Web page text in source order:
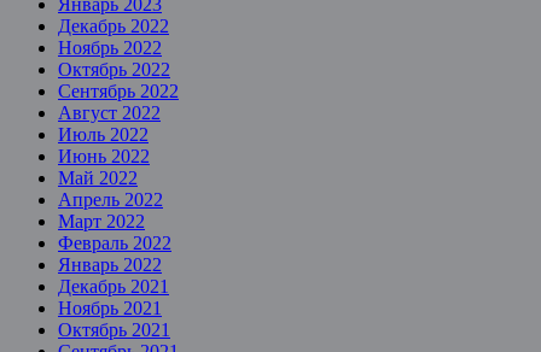
Январь 2023
Декабрь 2022
Ноябрь 2022
Октябрь 2022
Сентябрь 2022
Август 2022
Июль 2022
Июнь 2022
Май 2022
Апрель 2022
Март 2022
Февраль 2022
Январь 2022
Декабрь 2021
Ноябрь 2021
Октябрь 2021